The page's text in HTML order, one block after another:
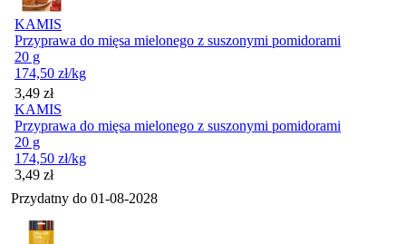
KAMIS
Przyprawa do mięsa mielonego z suszonymi pomidorami
20 g
174,50 zł/kg
Cena
3,49 zł
KAMIS
Przyprawa do mięsa mielonego z suszonymi pomidorami
20 g
174,50 zł/kg
Cena
3,49 zł
Przydatny do 01-08-2028